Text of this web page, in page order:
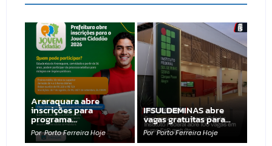
Araraquara abre
inscrições para
programa…
Por Porto Ferreira Hoje
IFSULDEMINAS abre
vagas gratuitas para…
Por Porto Ferreira Hoje